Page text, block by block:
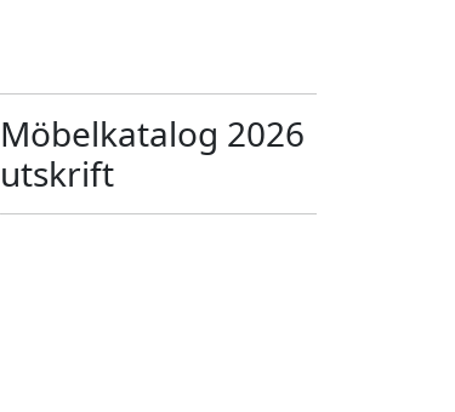
Möbelkatalog 2026
utskrift